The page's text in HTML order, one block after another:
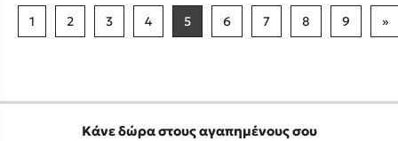
1 2 3 4 5 6 7 8 9 »
Κάνε δώρα στους αγαπημένους σου